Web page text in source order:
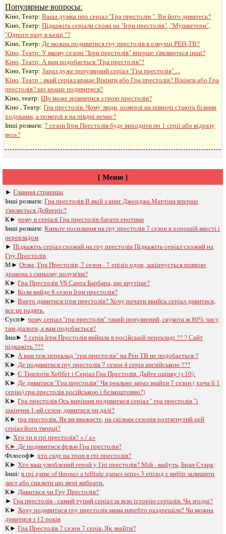
Популярные вопросы:
Кіно, Театр:Ваша думка про серіал "Гра престолів ". Ви його дивитесь?
Кіно, Театр:Підкажіть серіали схожі на "Ігри престолів", "Мушкетери",
"Одного разу в казці "?
Кіно, Театр: Де можна подивитися гру престолів в озвучці РЕН-ТВ?
Кіно, Театр:У якому сезоні "Ігри престолів" вперше з'являються інші?
Кіно, Театр: А вам подобається "Гра престолів"?
Кіно, Театр:Зараз дуже популярний серіал "Гра престолів" ...
Кіно, Театр :який серіал краще Вікінги або Гра престолів? Вікінги або Гра
престолів? що краще подивитися?
Кіно, театр:Що може зрівнятися з грою престолів?
Кіно , Театр:Гра престолів. Чому люди, померлі на півночі стають білими
ходоками, а померлі в на півдні немає?
Інші розваги: ​​7 сезон Ігри Престолів буде виходити по 1 серії або відразу
весь?
[ Меню ]
►Главная страница
Інші розваги: ​​Гра престолів В якій з книг Джорджа Мартіна вперше
з'являється Дейнеріс?
К►чому в серіалі Гра престолів багато еротики
Інші розваги: ​​Киньте посилання на гру престолів 7 сезон в хорошій якості і
перекладом
►Підкажіть серіал схожий на гру престолів Підкажіть серіал схожий на
Гру Престолів
М►Отже, Гра Престолів, 7 сезон - 7 епізіо одов, закінчується появою
дракона з синьому полум'ям?
К►Гра Престолів VS Санта Барбара, що крутіше?
К►Коли вийде 8 сезон Ігри престолів?
К►Варто дивитися ігри престолів? Хочу почати якийсь серіал дивитися,
все це радять.
Сусп►чому серіал "гра престолів" такий популярний, скукота ж 80% часу
там діалоги, а вам подобається?
Інш► 5 серія Ігри Престолів вийшла в російській перекладі ?? ? Сайт
підкажіть ???
К► А вам теж переклад "гри престолів" на Рен ТВ не подобається ?
К► Де подивитися гру престолів 7 сезон 4 серія англійською ???
К►Є Трилогія Хоббіт і Серіал Гра Престолів. Дайте оцінку (з 10).
К► Де дивитися "Гра престолів" Чи реально зараз знайти 7 сезон ( хоча б 1
серію) гри престолів російською і безкоштовно?)
К►Гра престолів Ось вирішив подивитися серіал " гра престолів "і
закінчив 1-ий сезон, дивитися чи далі?
К►гра престолів. Як ви вважаєте, на скільки сезонів розтягнутий цей
серіал його творці?
► Хто ти в грі престолів? < / a>
К► Де подивитися фільм Гра престолів?
Філософ►хто сяде на трон в грі престолів?
К► Хто ваш улюблений герой у Грі престолів? Мій - мабуть, Бран Старк
Інші:в грі game of thrones a telltale games series 3 епізод є вибір залишити
лист або спалити що мені вибрати.
К► Дивитися чи Гру Престолів?
►Гра престолів - самий тупий серіал за всю історію серіалів. Чи згодні?
К► Хочу подивитися гру престолів мама начебто раздрешіла? Чи можна
дивитися з 12 років
К►Гра Престолів 7 сезон 7 серія. Як знайти?